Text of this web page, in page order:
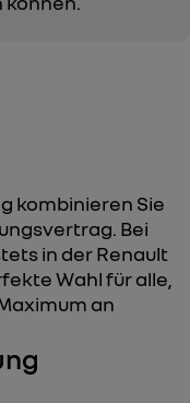
kombinieren Sie
Bei
in der Renault
Wahl für alle,
an